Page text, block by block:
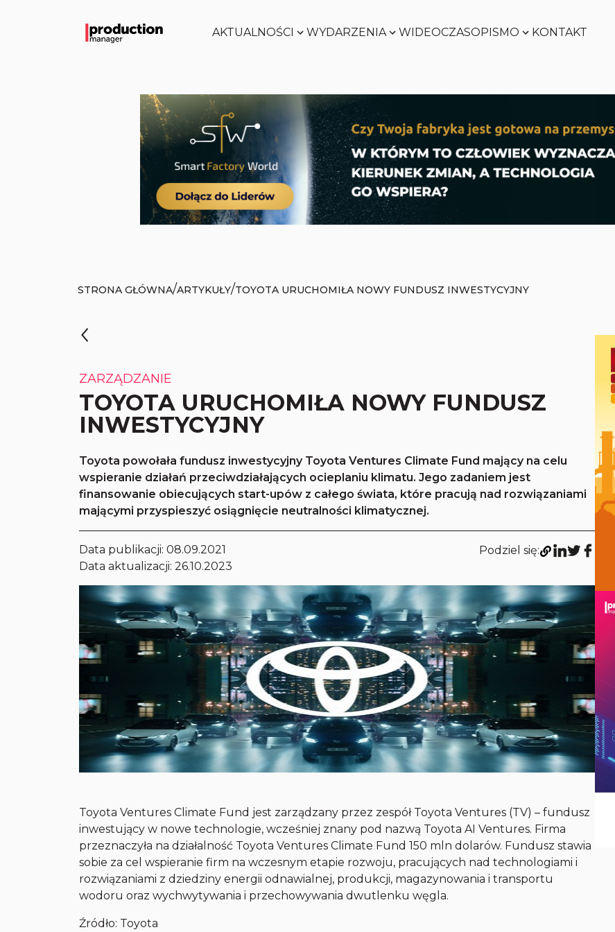
AKTUALNOŚCI WYDARZENIA
SMART
FACTORY
WORLD
WIDEOCZASOPISMO KONTAKT
FACTORY
WORLD
Zobacz
STRONA GŁÓWNA/ARTYKUŁY/TOYOTA URUCHOMIŁA NOWY FUNDUSZ INWESTYCYJNY
ZARZĄDZANIE
TOYOTA URUCHOMIŁA NOWY FUNDUSZ
INWESTYCYJNY
Toyota powołała fundusz inwestycyjny Toyota Ventures Climate Fund mający na celu
wspieranie działań przeciwdziałających ocieplaniu klimatu. Jego zadaniem jest
finansowanie obiecujących start-upów z całego świata, które pracują nad rozwiązaniami
mającymi przyspieszyć osiągnięcie neutralności klimatycznej.
Data publikacji:08.09.2021
Data aktualizacji: 26.10.2023
Podziel się:
Toyota Ventures Climate Fund jest zarządzany przez zespół Toyota Ventures (TV) – fundusz
inwestujący w nowe technologie, wcześniej znany pod nazwą Toyota AI Ventures. Firma
przeznaczyła na działalność Toyota Ventures Climate Fund 150 mln dolarów. Fundusz stawia
sobie za cel wspieranie firm na wczesnym etapie rozwoju, pracujących nad technologiami i
rozwiązaniami z dziedziny energii odnawialnej, produkcji, magazynowania i transportu
wodoru oraz wychwytywania i przechowywania dwutlenku węgla.
Źródło: Toyota